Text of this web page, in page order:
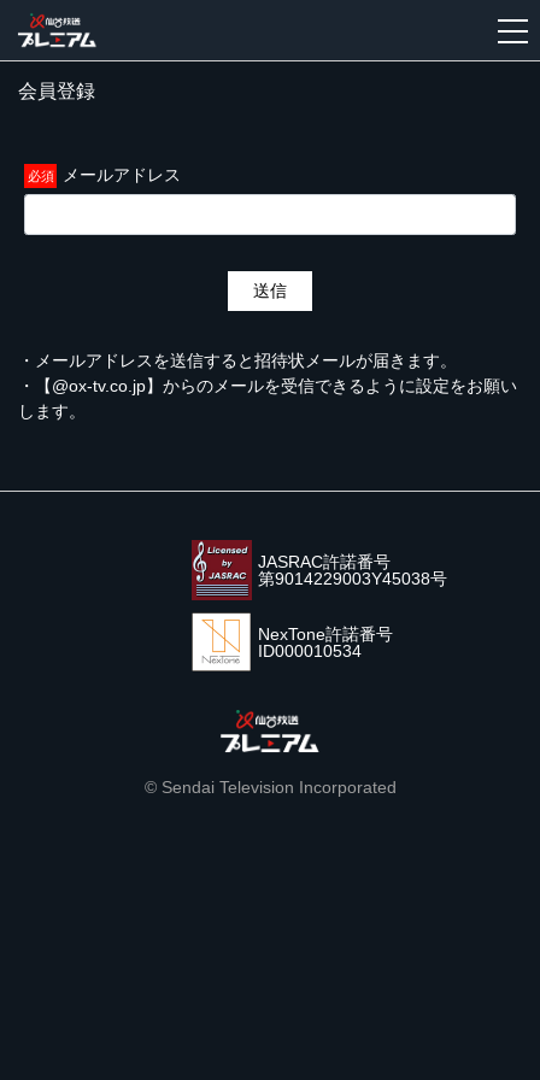
会員登録
メールアドレス
送信
・メールアドレスを送信すると招待状メールが届きます。
・【@ox-tv.co.jp】からのメールを受信できるように設定をお願い
します。
JASRAC許諾番号
第9014229003Y45038号
NexTone許諾番号
ID000010534
© Sendai Television Incorporated